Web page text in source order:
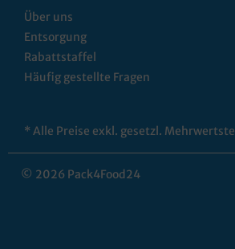
Über uns
Entsorgung
Rabattstaffel
Häufig gestellte Fragen
* Alle Preise exkl. gesetzl.
© 2026 Pack4Food24